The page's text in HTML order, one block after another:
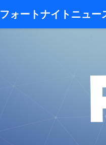
フォートナイトニュー